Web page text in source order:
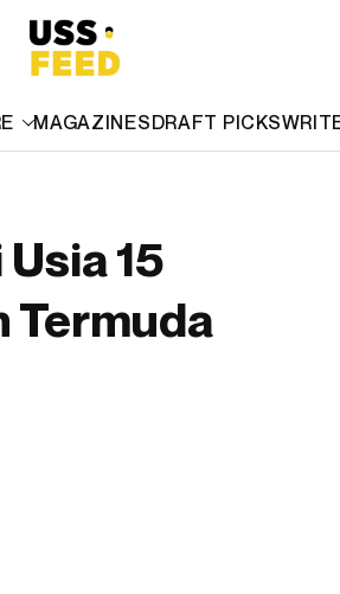
MAGAZINESDRAFT PICKS
15
Termuda